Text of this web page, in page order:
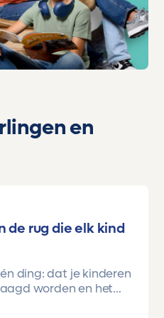
en
de rug die elk kind
ding: dat je kinderen
worden en het
méér kunnen dan ze